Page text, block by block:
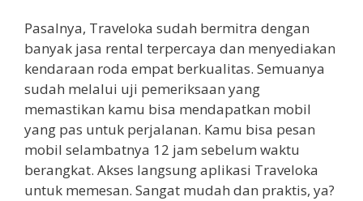
Pasalnya, Traveloka sudah bermitra dengan
banyak jasa rental terpercaya dan menyediakan
kendaraan roda empat berkualitas. Semuanya
sudah melalui uji pemeriksaan yang
memastikan kamu bisa mendapatkan mobil
yang pas untuk perjalanan. Kamu bisa pesan
mobil selambatnya 12 jam sebelum waktu
berangkat. Akses langsung aplikasi Traveloka
untuk memesan. Sangat mudah dan praktis, ya?